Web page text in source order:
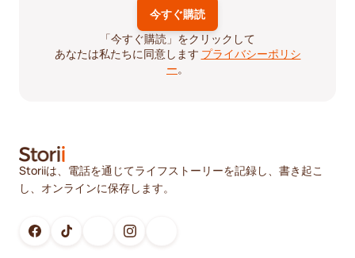
「今すぐ購読」をクリックして
あなたは私たちに同意します プライバシーポリシ
ー。
Storiiは、電話を通じてライフストーリーを記録し、書き起こ
し、オンラインに保存します。